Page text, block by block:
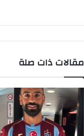
مقالات ذات صلة